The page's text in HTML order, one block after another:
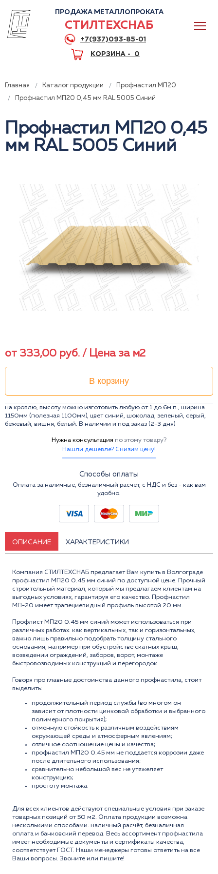
0
ПРОДАЖА МЕТАЛЛОПРОКАТА
СТИЛТЕХСНАБ
+7(937)093-85-01
КОРЗИНА - 0
Главная Каталог продукции
Профнастил МП20
Профнастил МП20 0,45 мм RAL 5005 Синий
Профнастил МП20 0,45
мм RAL 5005 Синий
от 333,00 руб. / Цена за м2
В корзину
на кровлю, высоту можно изготовить любую от 1 до 6м.п., ширина
1150мм (полезная 1100мм), цвет синий, шоколад, зеленый, серый,
бежевый, вишня, белый. В наличии и под заказ (2-3 дня)
Нужна консультация по этому товару?
Нашли дешевле? Снизим цену!
Способы оплаты
Оплата за наличные, безналичный расчет, с НДС и без - как вам
удобно.
ОПИСАНИЕ ХАРАКТЕРИСТИКИ
Компания СТИЛТЕХСНАБ предлагает Вам купить в Волгограде
профнастил МП20 0.45 мм синий по доступной цене. Прочный
строительный материал, который мы предлагаем клиентам на
выгодных условиях, гарантируя его качество. Профнастил
МП-20 имеет трапециевидный профиль высотой 20 мм.
Профлист МП20 0.45 мм синий может использоваться при
различных работах: как вертикальных, так и горизонтальных,
важно лишь правильно подобрать толщину стального
основания, например при обустройстве скатных крыш,
возведении ограждений, заборов, ворот, монтаже
быстровозводимых конструкций и перегородок.
Говоря про главные достоинства данного профнастила, стоит
выделить:
продолжительный период службы (во многом он
зависит от плотности цинковой обработки и выбранного
полимерного покрытия);
отменную стойкость к различным воздействиям
окружающей среды и атмосферным явлениям;
отличное соотношение цены и качества;
профнастил МП20 0.45 мм не поддается коррозии даже
после длительного использования;
сравнительно небольшой вес не утяжеляет
конструкцию;
простоту монтажа.
Для всех клиентов действуют специальные условия при заказе
товарных позиций от 50 м2. Оплата продукции возможна
несколькими способами: наличный расчёт, безналичная
оплата и банковский перевод. Весь ассортимент профнастила
имеет необходимые документы и сертификаты качества,
соответствует ГОСТ. Наши менеджеры готовы ответить на все
Ваши вопросы. Звоните или пишите!